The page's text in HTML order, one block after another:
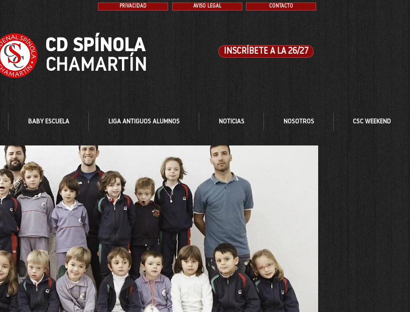
PRIVACIDAD AVISO LEGAL CONTACTO
CD SPÍNOLA
CHAMARTÍN
INSCRÍBETE A LA 26/27
BABY ESCUELA LIGA ANTIGUOS ALUMNOS NOTICIAS NOSOTROS CSC WEEKEND